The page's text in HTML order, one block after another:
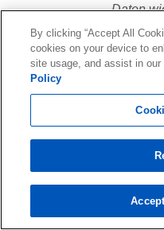
Daten
Von
zwanzig
wurden ... und
By clicking “Accept All
cookies on your device to
site usage, and assist in
Policy